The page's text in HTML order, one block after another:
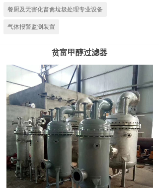
餐厨及无害化畜禽垃圾处理专业设备
气体报警监测装置
贫富甲醇过滤器